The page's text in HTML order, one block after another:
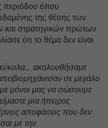
όπου
της θέσης των
και στρατηγικών πρώτων
ότι το θέμα δεν είναι
εύκολα... ακολουθήσαμε
σε μεγάλο
μόνοι μας να σώσουμε
μια ήπειρος
αποφάσεις που δεν
με την